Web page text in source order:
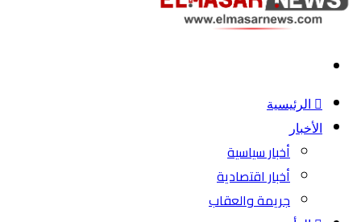
الرئيسية
الأخبار
أخبار سياسية
أخبار اقتصادية
جريمة والعقاب